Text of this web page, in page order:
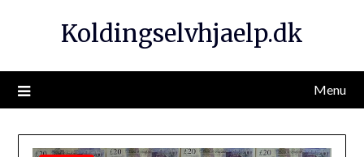
Koldingselvhjaelp.dk
Menu